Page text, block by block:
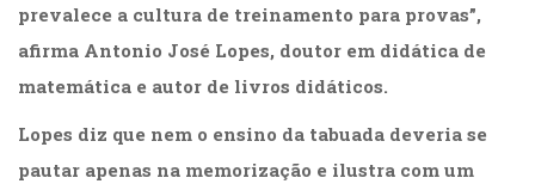
Públicas
Empresarial
Religião,
Espiritualidade,
prevalece a cultura de treinamento para provas”,
afirma Antonio José Lopes, doutor em didática de
matemática e autor de livros didáticos.
Lopes diz que nem o ensino da tabuada deveria se
pautar apenas na memorização e ilustra com um